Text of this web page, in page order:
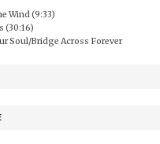
Wind (9:33)
(30:16)
Soul/Bridge Across Forever